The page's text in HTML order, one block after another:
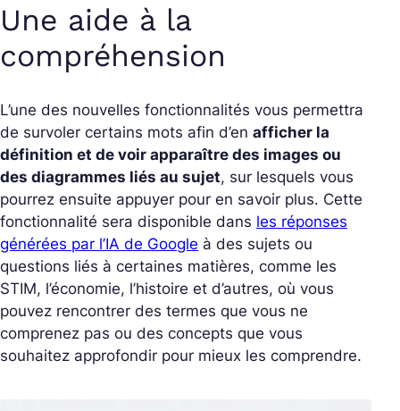
Une aide à la
compréhension
L’une des nouvelles fonctionnalités vous permettra
de survoler certains mots afin d’en afficher la
définition et de voir apparaître des images ou
des diagrammes liés au sujet, sur lesquels vous
pourrez ensuite appuyer pour en savoir plus. Cette
fonctionnalité sera disponible dans les réponses
générées par l’IA de Google à des sujets ou
questions liés à certaines matières, comme les
STIM, l’économie, l’histoire et d’autres, où vous
pouvez rencontrer des termes que vous ne
comprenez pas ou des concepts que vous
souhaitez approfondir pour mieux les comprendre.